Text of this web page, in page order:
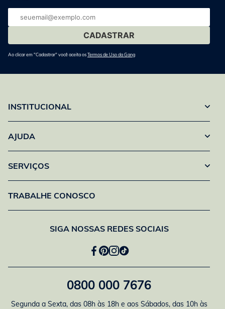
E-
mail
Ao clicar em "Cadastrar" você aceita osTermos de Uso da Gang
INSTITUCIONAL
AJUDA
SERVIÇOS
TRABALHE CONOSCO
SIGA NOSSAS REDES SOCIAIS
0800 000 7676
Segunda a Sexta, das 08h às 18h e aos Sábados, das 10h às